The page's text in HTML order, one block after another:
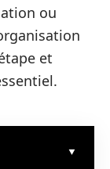
ou
et